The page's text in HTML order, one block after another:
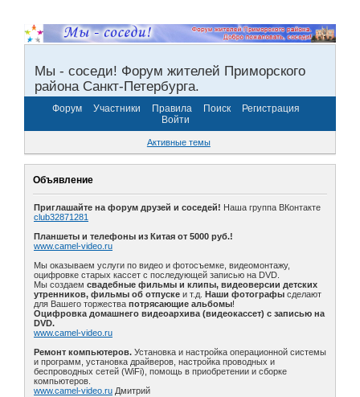
Мы - соседи! Форум жителей Приморского
района Санкт-Петербурга.
Форум Участники Правила Поиск
Регистрация
Войти
Активные темы
Объявление
Приглашайте на форум друзей и соседей! Наша группа ВКонтакте
club32871281
Планшеты и телефоны из Китая от 5000 руб.!
www.camel-video.ru
Мы оказываем услуги по видео и фотосъемке, видеомонтажу,
оцифровке старых кассет с последующей записью на DVD.
Мы создаем свадебные фильмы и клипы, видеоверсии детских
утренников, фильмы об отпуске и т.д. Наши фотографы сделают
для Вашего торжества потрясающие альбомы!
Оцифровка домашнего видеоархива (видеокассет) с записью на
DVD.
www.camel-video.ru
Ремонт компьютеров. Установка и настройка операционной системы
и программ, установка драйверов, настройка проводных и
беспроводных сетей (WiFi), помощь в приобретении и сборке
компьютеров.
www.camel-video.ru Дмитрий